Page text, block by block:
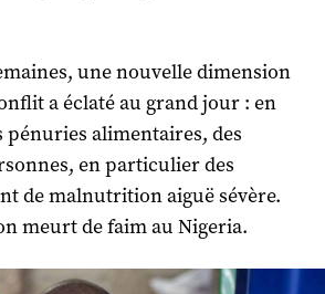
une nouvelle dimension
a éclaté au grand jour : en
pénuries alimentaires, des
en particulier des
de malnutrition aiguë sévère.
meurt de faim au Nigeria.